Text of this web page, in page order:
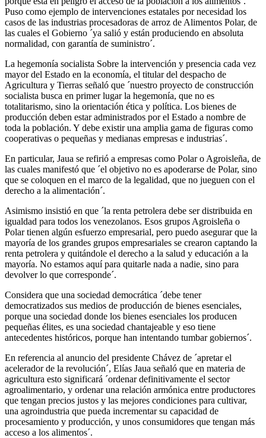
Puso como ejemplo de intervenciones estatales por necesidad los
casos de las industrias procesadoras de arroz de Alimentos Polar, de
las cuales el Gobierno ´ya salió y están produciendo en absoluta
normalidad, con garantía de suministro´.
La hegemonía socialista Sobre la intervención y presencia cada vez
mayor del Estado en la economía, el titular del despacho de
Agricultura y Tierras señaló que ´nuestro proyecto de construcción
socialista busca en primer lugar la hegemonía, que no es
totalitarismo, sino la orientación ética y política. Los bienes de
producción deben estar administrados por el Estado a nombre de
toda la población. Y debe existir una amplia gama de figuras como
cooperativas o pequeñas y medianas empresas e industrias´.
En particular, Jaua se refirió a empresas como Polar o Agroisleña, de
las cuales manifestó que ´el objetivo no es apoderarse de Polar, sino
que se coloquen en el marco de la legalidad, que no jueguen con el
derecho a la alimentación´.
Asimismo insistió en que ´la renta petrolera debe ser distribuida en
igualdad para todos los venezolanos. Esos grupos Agroisleña o
Polar tienen algún esfuerzo empresarial, pero puedo asegurar que la
mayoría de los grandes grupos empresariales se crearon captando la
renta petrolera y quitándole el derecho a la salud y educación a la
mayoría. No estamos aquí para quitarle nada a nadie, sino para
devolver lo que corresponde´.
Considera que una sociedad democrática ´debe tener
democratizados sus medios de producción de bienes esenciales,
porque una sociedad donde los bienes esenciales los producen
pequeñas élites, es una sociedad chantajeable y eso tiene
antecedentes históricos, porque han intentando tumbar gobiernos´.
En referencia al anuncio del presidente Chávez de ´apretar el
acelerador de la revolución´, Elías Jaua señaló que en materia de
agricultura esto significará ´ordenar definitivamente el sector
agroalimentario, y ordenar una relación armónica entre productores
que tengan precios justos y las mejores condiciones para cultivar,
una agroindustria que pueda incrementar su capacidad de
procesamiento y producción, y unos consumidores que tengan más
acceso a los alimentos´.